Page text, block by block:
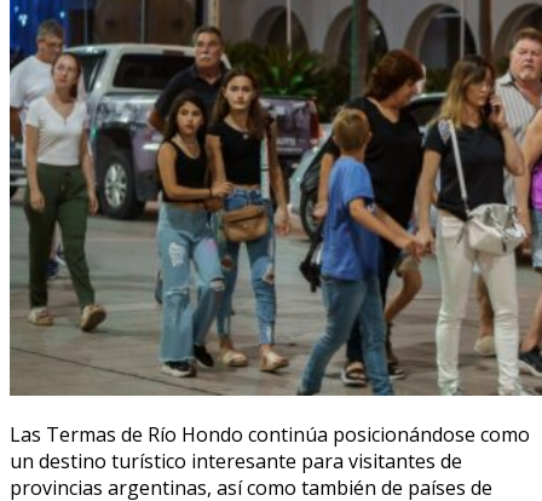
Las Termas de Río Hondo continúa posicionándose como
un destino turístico interesante para visitantes de
provincias argentinas, así como también de países de